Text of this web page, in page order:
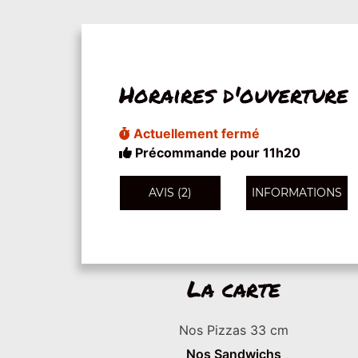
Horaires d'ouverture
Actuellement fermé
Précommande pour 11h20
AVIS (2) INFORMATIONS
La carte
Nos Pizzas 33 cm
Nos Sandwichs